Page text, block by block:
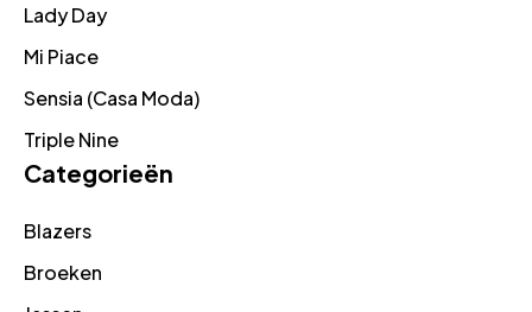
Lady Day
Mi Piace
Sensia (Casa Moda)
Triple Nine
Categorieën
Blazers
Broeken